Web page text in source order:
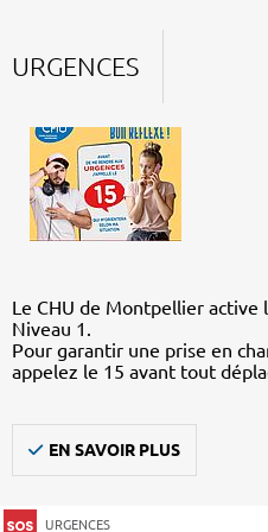
URGENCES
Le CHU de Montpellier active
Niveau 1.
Pour garantir une prise en
appelez le 15 avant tout
EN SAVOIR PLUS
URGENCES